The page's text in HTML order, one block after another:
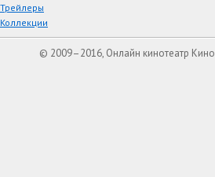
Трейлеры
Коллекции
© 2009–2016, Онлайн кинотеатр